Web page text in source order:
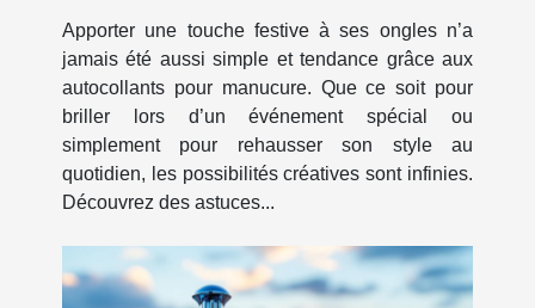
Apporter une touche festive à ses ongles n’a
jamais été aussi simple et tendance grâce aux
autocollants pour manucure. Que ce soit pour
briller lors d’un événement spécial ou
simplement pour rehausser son style au
quotidien, les possibilités créatives sont infinies.
Découvrez des astuces...